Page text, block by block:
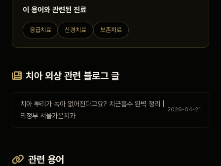
이 용어와 관련된 진료
응급치료 신경치료 보존치료
치아 외상 관련 블로그 글
치아 뿌리가 녹아 없어진다고요? 치근흡수 완벽 정리 |
의정부 서울가온치과
2026-04-21
관련 용어